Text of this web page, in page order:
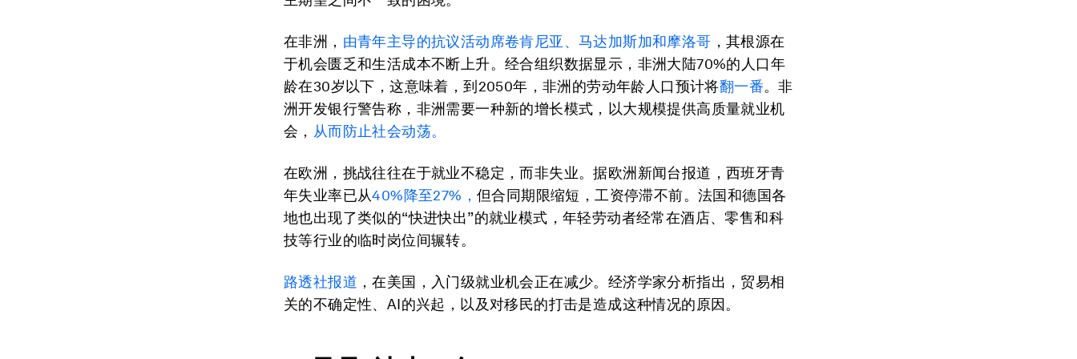
在非洲， 由青年主导的抗议活动席卷肯尼亚、马达加斯加和摩洛哥 ，其根源在
于机会匮乏和生活成本不断上升。经合组织数据显示，非洲大陆70%的人口年
龄在30岁以下，这意味着，到2050年，非洲的劳动年龄人口预计将翻一番。非
洲开发银行警告称，非洲需要一种新的增长模式，以大规模提供高质量就业机
会， 从而防止社会动荡。
在欧洲，挑战往往在于就业不稳定，而非失业。据欧洲新闻台报道，西班牙青
年失业率已从40%降至27%，但合同期限缩短，工资停滞不前。法国和德国各
地也出现了类似的“快进快出”的就业模式，年轻劳动者经常在酒店、零售和科
技等行业的临时岗位间辗转。
路透社报道 ，在美国，入门级就业机会正在减少。经济学家分析指出，贸易相
关的不确定性、AI的兴起，以及对移民的打击是造成这种情况的原因。